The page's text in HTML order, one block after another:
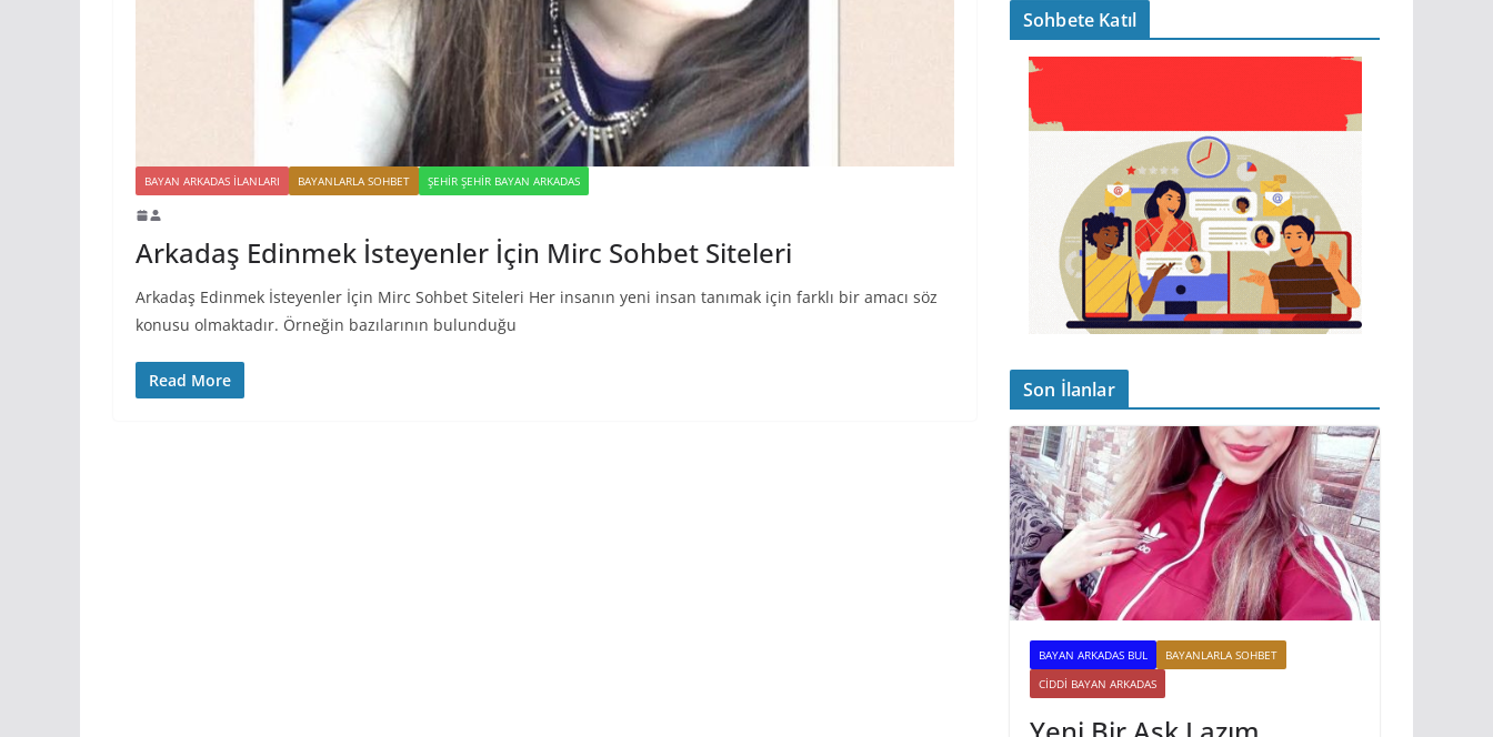
BAYAN ARKADAS ILANLARI BAYANLARLA SOHBET ŞEHIR ŞEHIR BAYAN ARKADAS
Arkadaş Edinmek İsteyenler İçin Mirc Sohbet Siteleri
Arkadaş Edinmek İsteyenler İçin Mirc Sohbet Siteleri Her insanın yeni insan tanımak için farklı bir amacı söz
konusu olmaktadır. Örneğin bazılarının bulunduğu
Read More
Sohbete Katıl
Son İlanlar
BAYAN ARKADAS BUL
BAYANLARLA SOHBET
CIDDI BAYAN ARKADAS